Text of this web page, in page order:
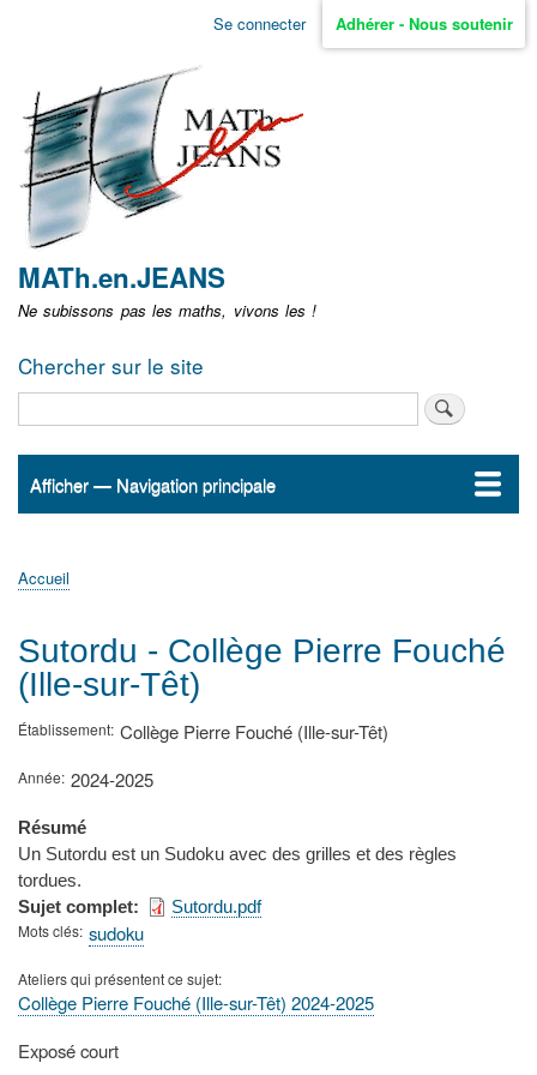
Aller
non
identifié
Se connecter Adhérer - Nous soutenir
MATh.en.JEANS
Ne subissons pas les maths, vivons les !
Chercher sur le site
Navigation
Afficher — Navigation principale
Accueil
ActualitésMATh.en.JEANS ?
Régions et Ateliers
Créer, gérer un atelier
Sujets/Publications
Congrès
d'Ariane
Accueil
Sutordu - Collège Pierre Fouché
(Ille-sur-Têt)
Établissement Collège Pierre Fouché (Ille-sur-Têt)
Année 2024-2025
Résumé
Un Sutordu est un Sudoku avec des grilles et des règles
tordues.
Sujet complet
Sutordu.pdf
Mots clés sudoku
Ateliers qui présentent ce sujet
Collège Pierre Fouché (Ille-sur-Têt) 2024-2025
Type
Exposé court